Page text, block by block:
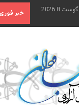
8 2026 خبر فوری